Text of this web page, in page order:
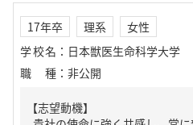
17年卒 理系
女性
学校名 ： 日本獣医生命科学大学
職種 ： 非公開
【志望動機】